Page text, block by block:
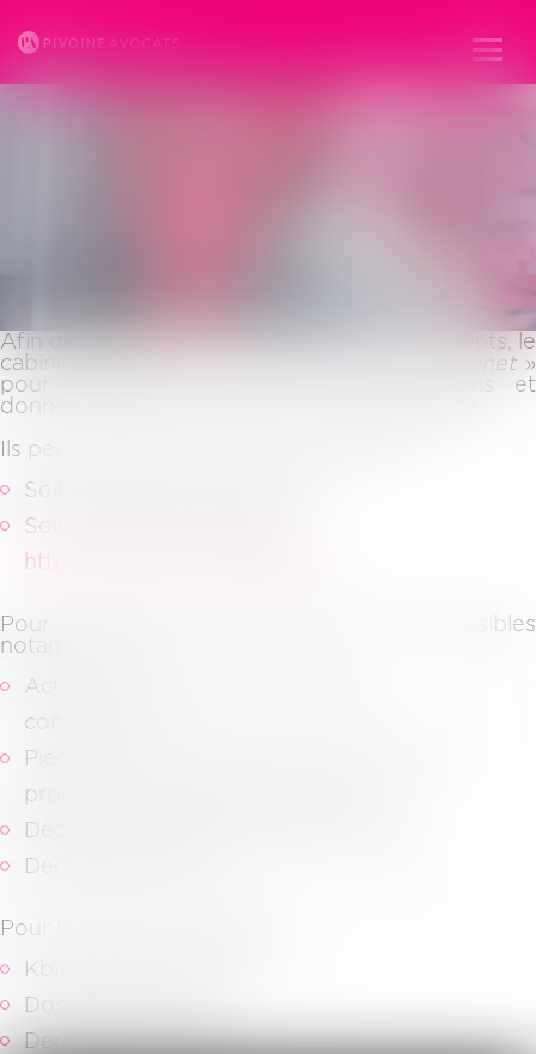
le
Afin de toujours mieux tenir informés ses clients, le
cabinet pivoine dispose d’un espace «
extranet »
pour partager avec eux les informations et
données qui les concernent en toute sécurité.
Ils peuvent accéder à leur espace client :
Soit à partir du site internet
Soit en cliquant sur le lien
https://pivoine.secibonline.fr/
Pour les dossiers judiciaires, sont accessibles
notamment les
Actes de procédures (assignation,
conclusions…)
Pièces communiquées dans le cadre de la
procédure et aux pièces adverses,
Décisions de justice (jugement, arrêts…)
Dernières factures.
Pour les dossiers juridiques,
Kbis, derniers statuts,
Dossiers d’archives,
Dernières factures.